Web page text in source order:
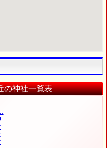
の神社一覧表
...